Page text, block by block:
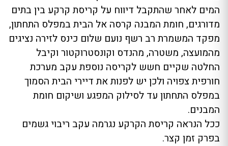
המים לאחר שהתקבל דיווח על קריסת קרקע בין בתים
מדורגים, חומת המבנה קרסה אל הבית במפלס התחתון,
מפקד המשמרת רב רשף נועם שלום כינס לזירה נציגים
מהמועצה, משטרה, מהנדס וקונסטרוקטור וקיבל
החלטה שקיים חשש לקריסה נוספת עקב מערכת
חורפית צפויה ולכן יש לפנות את דיירי הבית הסמוך
במפלס התחתון עד לסילוק המפגע ושיקום חומת
המבנים.
ככל הנראה קריסת הקרקע נגרמה עקב ריבוי גשמים
בפרק זמן קצר.